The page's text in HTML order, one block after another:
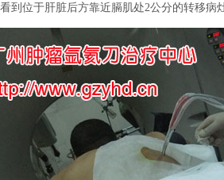
到位于肝脏后方靠近膈肌处2公分的转移病